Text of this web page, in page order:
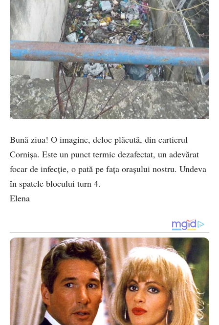
Bună ziua! O imagine, deloc plăcută, din cartierul
Cornișa. Este un punct termic dezafectat, un adevărat
focar de infecție, o pată pe fața orașului nostru. Undeva
în spatele blocului turn 4.
Elena